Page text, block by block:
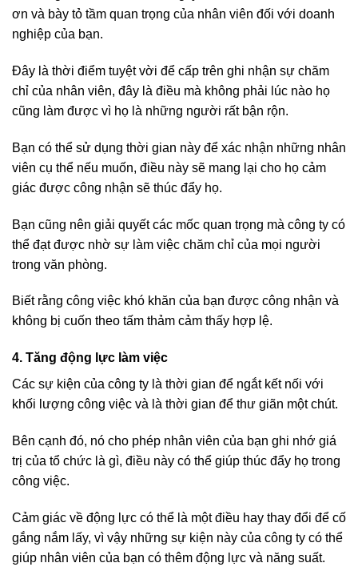
ơn và bày tỏ tầm quan trọng của nhân viên đối với doanh
nghiệp của bạn.
Đây là thời điểm tuyệt vời để cấp trên ghi nhận sự chăm
chỉ của nhân viên, đây là điều mà không phải lúc nào họ
cũng làm được vì họ là những người rất bận rộn.
Bạn có thể sử dụng thời gian này để xác nhận những nhân
viên cụ thể nếu muốn, điều này sẽ mang lại cho họ cảm
giác được công nhận sẽ thúc đẩy họ.
Bạn cũng nên giải quyết các mốc quan trọng mà công ty có
thể đạt được nhờ sự làm việc chăm chỉ của mọi người
trong văn phòng.
Biết rằng công việc khó khăn của bạn được công nhận và
không bị cuốn theo tấm thảm cảm thấy hợp lệ.
4. Tăng động lực làm việc
Các sự kiện của công ty là thời gian để ngắt kết nối với
khối lượng công việc và là thời gian để thư giãn một chút.
Bên cạnh đó, nó cho phép nhân viên của bạn ghi nhớ giá
trị của tổ chức là gì, điều này có thể giúp thúc đẩy họ trong
công việc.
Cảm giác về động lực có thể là một điều hay thay đổi để cố
gắng nắm lấy, vì vậy những sự kiện này của công ty có thể
giúp nhân viên của bạn có thêm động lực và năng suất.